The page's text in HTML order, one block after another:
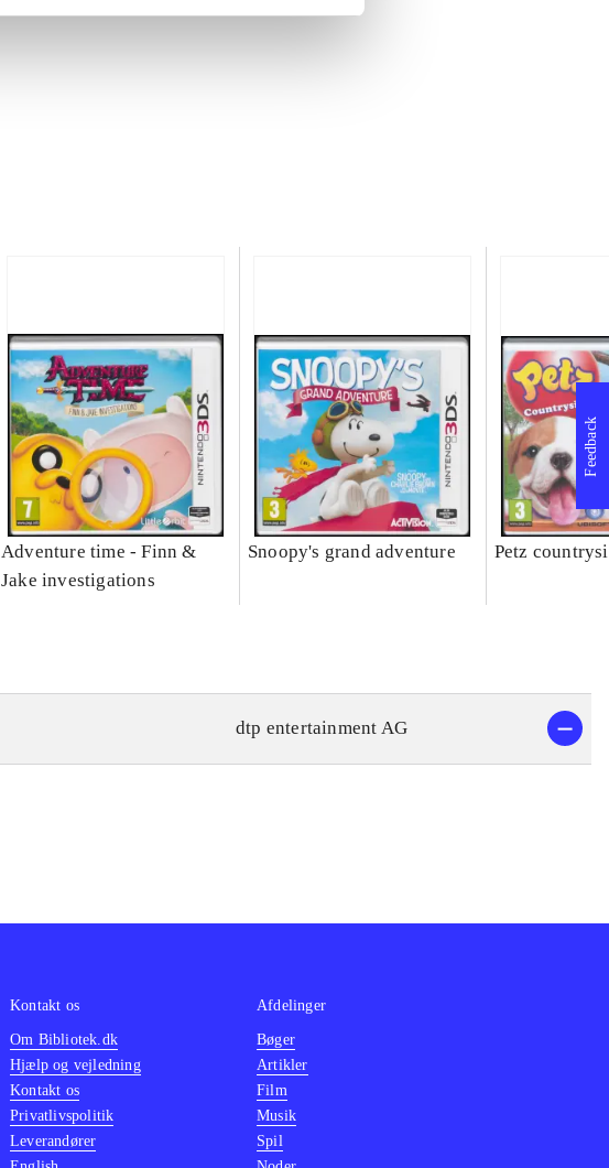
Adventure time - Finn &
Jake investigations
Snoopy's grand adventure Petz
dtp entertainment AG
Feedback
Kontakt os
Om Bibliotek.dk
Hjælp og vejledning
Kontakt os
Privatlivspolitik
Leverandører
Afdelinger
Bøger
Artikler
Film
Musik
Spil